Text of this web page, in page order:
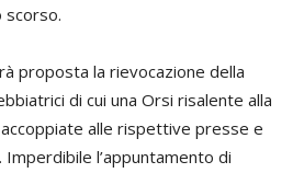
scorso.
proposta la rievocazione della
di cui una Orsi risalente alla
alle rispettive presse e
l’appuntamento di